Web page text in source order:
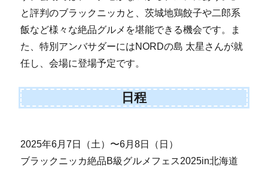
と評判のブラックニッカと、茨城地鶏餃子や二郎系
飯など様々な絶品グルメを堪能できる機会です。ま
た、特別アンバサダーにはNORDの島 太星さんが就
任し、会場に登場予定です。
日程
2025年6月7日（土）〜6月8日（日）
ブラックニッカ絶品B級グルメフェス2025in北海道